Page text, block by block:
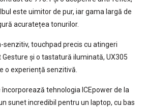
este uimitor de pur, iar gama largă de
acuratețea tonurilor.
senzitiv, touchpad precis cu atingeri
și o tastatură iluminată, UX305
o experiență senzitivă.
încorporează tehnologia ICEpower de la
sunet incredibil pentru un laptop, cu bas